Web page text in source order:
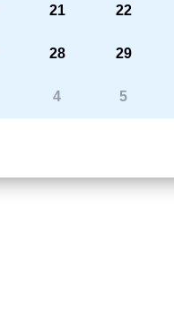
21 22
28 29
4 5